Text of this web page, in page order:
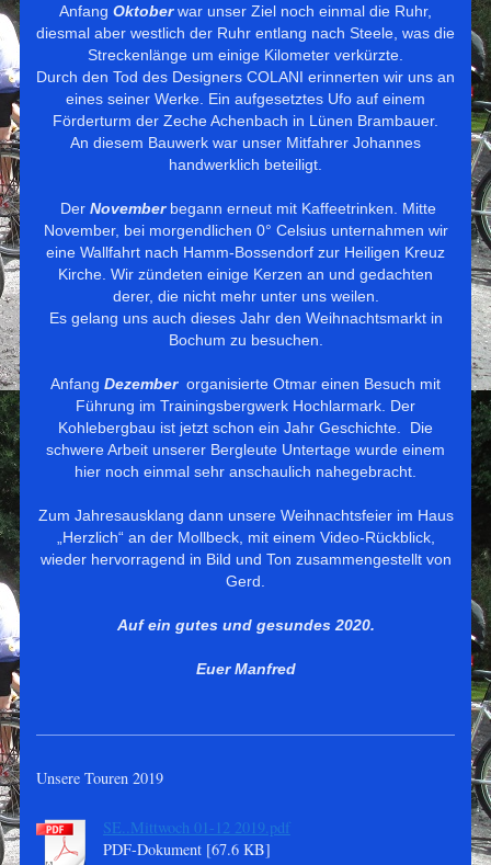
Anfang Oktoberwar unser Ziel noch einmal die Ruhr,
diesmal aber westlich der Ruhr entlang nach Steele, was die
Streckenlänge um einige Kilometer verkürzte.
Durch den Tod des Designers COLANI erinnerten wir uns an
eines seiner Werke. Ein aufgesetztes Ufo auf einem
Förderturm der Zeche Achenbach in Lünen Brambauer.
An diesem Bauwerk war unser Mitfahrer Johannes
handwerklich beteiligt.
Der Novemberbegann erneut mit Kaffeetrinken. Mitte
November, bei morgendlichen 0° Celsius unternahmen wir
eine Wallfahrt nach Hamm-Bossendorf zur Heiligen Kreuz
Kirche. Wir zündeten einige Kerzen an und gedachten
derer, die nicht mehr unter uns weilen.
Es gelang uns auch dieses Jahr den Weihnachtsmarkt in
Bochum zu besuchen.
Anfang Dezember organisierte Otmar einen Besuch mit
Führung im Trainingsbergwerk Hochlarmark. Der
Kohlebergbau ist jetzt schon ein Jahr Geschichte.
Die
schwere Arbeit unserer Bergleute Untertage wurde einem
hier noch einmal sehr anschaulich nahegebracht.
Zum Jahresausklang dann unsere Weihnachtsfeier im Haus
„Herzlich“ an der Mollbeck, mit einem Video-Rückblick,
wieder hervorragend in Bild und Ton zusammengestellt von
Gerd.
Auf ein gutes und gesundes 2020.
Euer Manfred
Unsere Touren 2019
SE..Mittwoch 01-12 2019.pdf
PDF-Dokument [67.6 KB]